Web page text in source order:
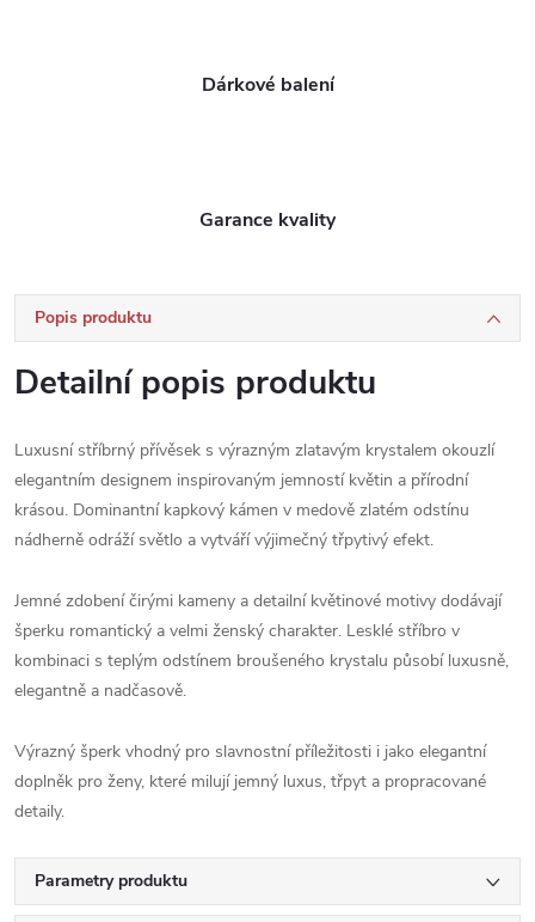
Dárkové balení
Garance kvality
Popis produktu
Detailní popis produktu
Luxusní stříbrný přívěsek s výrazným zlatavým krystalem okouzlí
elegantním designem inspirovaným jemností květin a přírodní
krásou. Dominantní kapkový kámen v medově zlatém odstínu
nádherně odráží světlo a vytváří výjimečný třpytivý efekt.
Jemné zdobení čirými kameny a detailní květinové motivy dodávají
šperku romantický a velmi ženský charakter. Lesklé stříbro v
kombinaci s teplým odstínem broušeného krystalu působí luxusně,
elegantně a nadčasově.
Výrazný šperk vhodný pro slavnostní příležitosti i jako elegantní
doplněk pro ženy, které milují jemný luxus, třpyt a propracované
detaily.
Parametry produktu